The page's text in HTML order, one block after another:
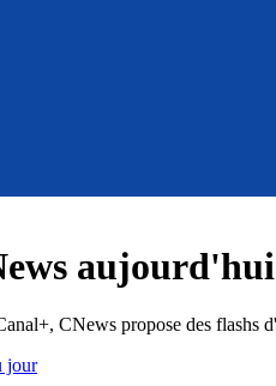
aujourd'hui
CNews propose des flashs
jour